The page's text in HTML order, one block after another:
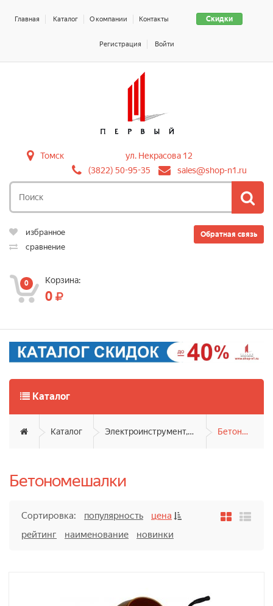
Скидки
Главная Каталог О компании Контакты
Регистрация Войти
Томск
ул. Некрасова 12
(3822) 50-95-35
sales@shop-n1.ru
Обратная связь
избранное
сравнение
0 Корзина:
0
Каталог
Каталог Электроинструмент, садовая техника Бетономешалки
Бетономешалки
Сортировка: популярность
цена
рейтинг
наименование новинки